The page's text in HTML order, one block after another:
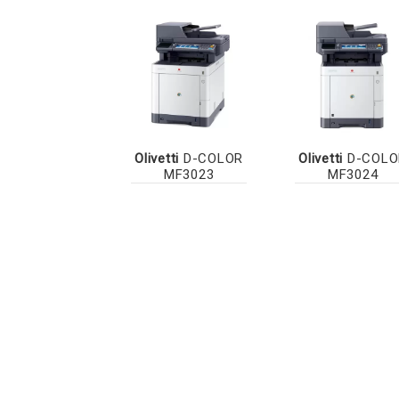
Olivetti D-COLOR
MF3023
Olivetti D-
MF3024